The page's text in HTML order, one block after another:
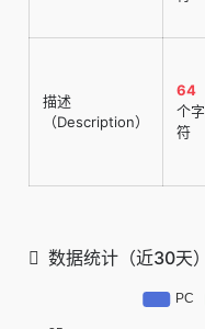
描述
（Description）
64
个字
符
数据统计（近30天）